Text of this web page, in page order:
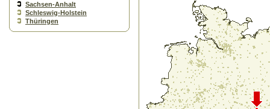
Sachsen-Anhalt
Schleswig-Holstein
Thüringen